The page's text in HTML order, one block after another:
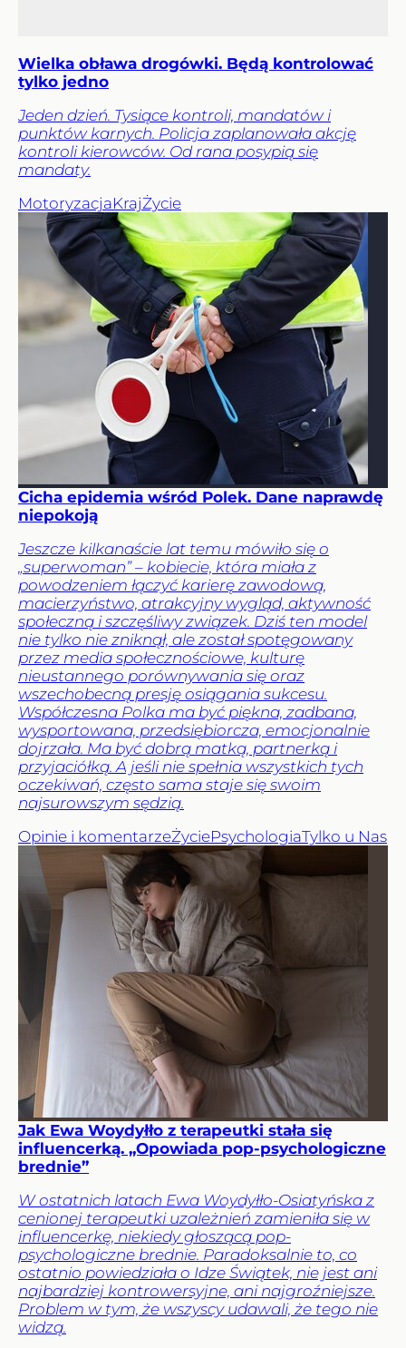
Wielka obława drogówki. Będą kontrolować
tylko jedno
Jeden dzień. Tysiące kontroli, mandatów i
punktów karnych. Policja zaplanowała akcję
kontroli kierowców. Od rana posypią się
mandaty.
MotoryzacjaKrajŻycie
Cicha epidemia wśród Polek. Dane naprawdę
niepokoją
Jeszcze kilkanaście lat temu mówiło się o
„superwoman” – kobiecie, która miała z
powodzeniem łączyć karierę zawodową,
macierzyństwo, atrakcyjny wygląd, aktywność
społeczną i szczęśliwy związek. Dziś ten model
nie tylko nie zniknął, ale został spotęgowany
przez media społecznościowe, kulturę
nieustannego porównywania się oraz
wszechobecną presję osiągania sukcesu.
Współczesna Polka ma być piękna, zadbana,
wysportowana, przedsiębiorcza, emocjonalnie
dojrzała. Ma być dobrą matką, partnerką i
przyjaciółką. A jeśli nie spełnia wszystkich tych
oczekiwań, często sama staje się swoim
najsurowszym sędzią.
Opinie i komentarzeŻyciePsychologiaTylko u Nas
Jak Ewa Woydyłło z terapeutki stała się
influencerką. „Opowiada pop-psychologiczne
brednie”
W ostatnich latach Ewa Woydyłło-Osiatyńska z
cenionej terapeutki uzależnień zamieniła się w
influencerkę, niekiedy głoszącą pop-
psychologiczne brednie. Paradoksalnie to, co
ostatnio powiedziała o Idze Świątek, nie jest ani
najbardziej kontrowersyjne, ani najgroźniejsze.
Problem w tym, że wszyscy udawali, że tego nie
widzą.